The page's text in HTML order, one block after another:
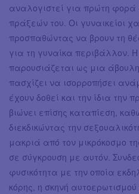
αναλογιστεί για πρώτη φορά
πράξεών του. Οι γυναικείοι
προσπαθώντας να βρουν τη
για τη γυναίκα περιβάλλον.
παρουσιάζεται ως μια
πασχίζει να ισορροπήσει
έχουν δοθεί και την ίδια την
βιώνει επίσης καταπίεση,
διεκδικώντας την
μακριά από τον μικρόκοσμο
σε σύγκρουση με αυτόν.
φυσικότητα με την οποία
κόρης, η σκηνή